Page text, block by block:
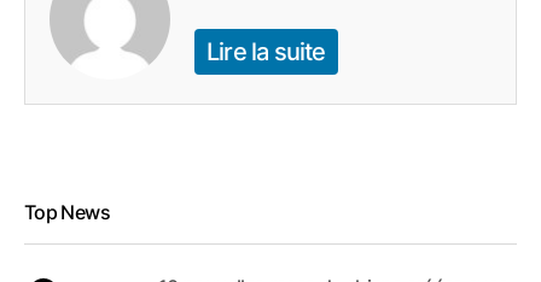
Lire la suite
Top News